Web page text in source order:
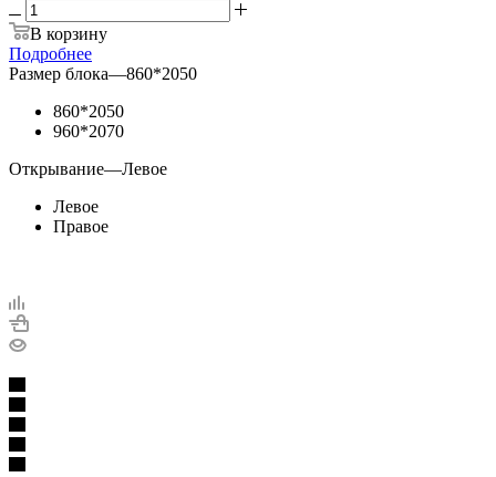
В корзину
Подробнее
Размер блока—860*2050
860*2050
960*2070
Открывание—Левое
Левое
Правое